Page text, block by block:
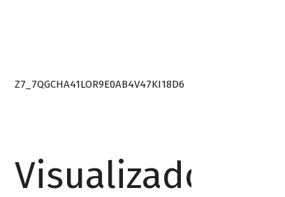
Z7_7QGCHA41LOR9E0AB4V47KI18D6
Visualizador